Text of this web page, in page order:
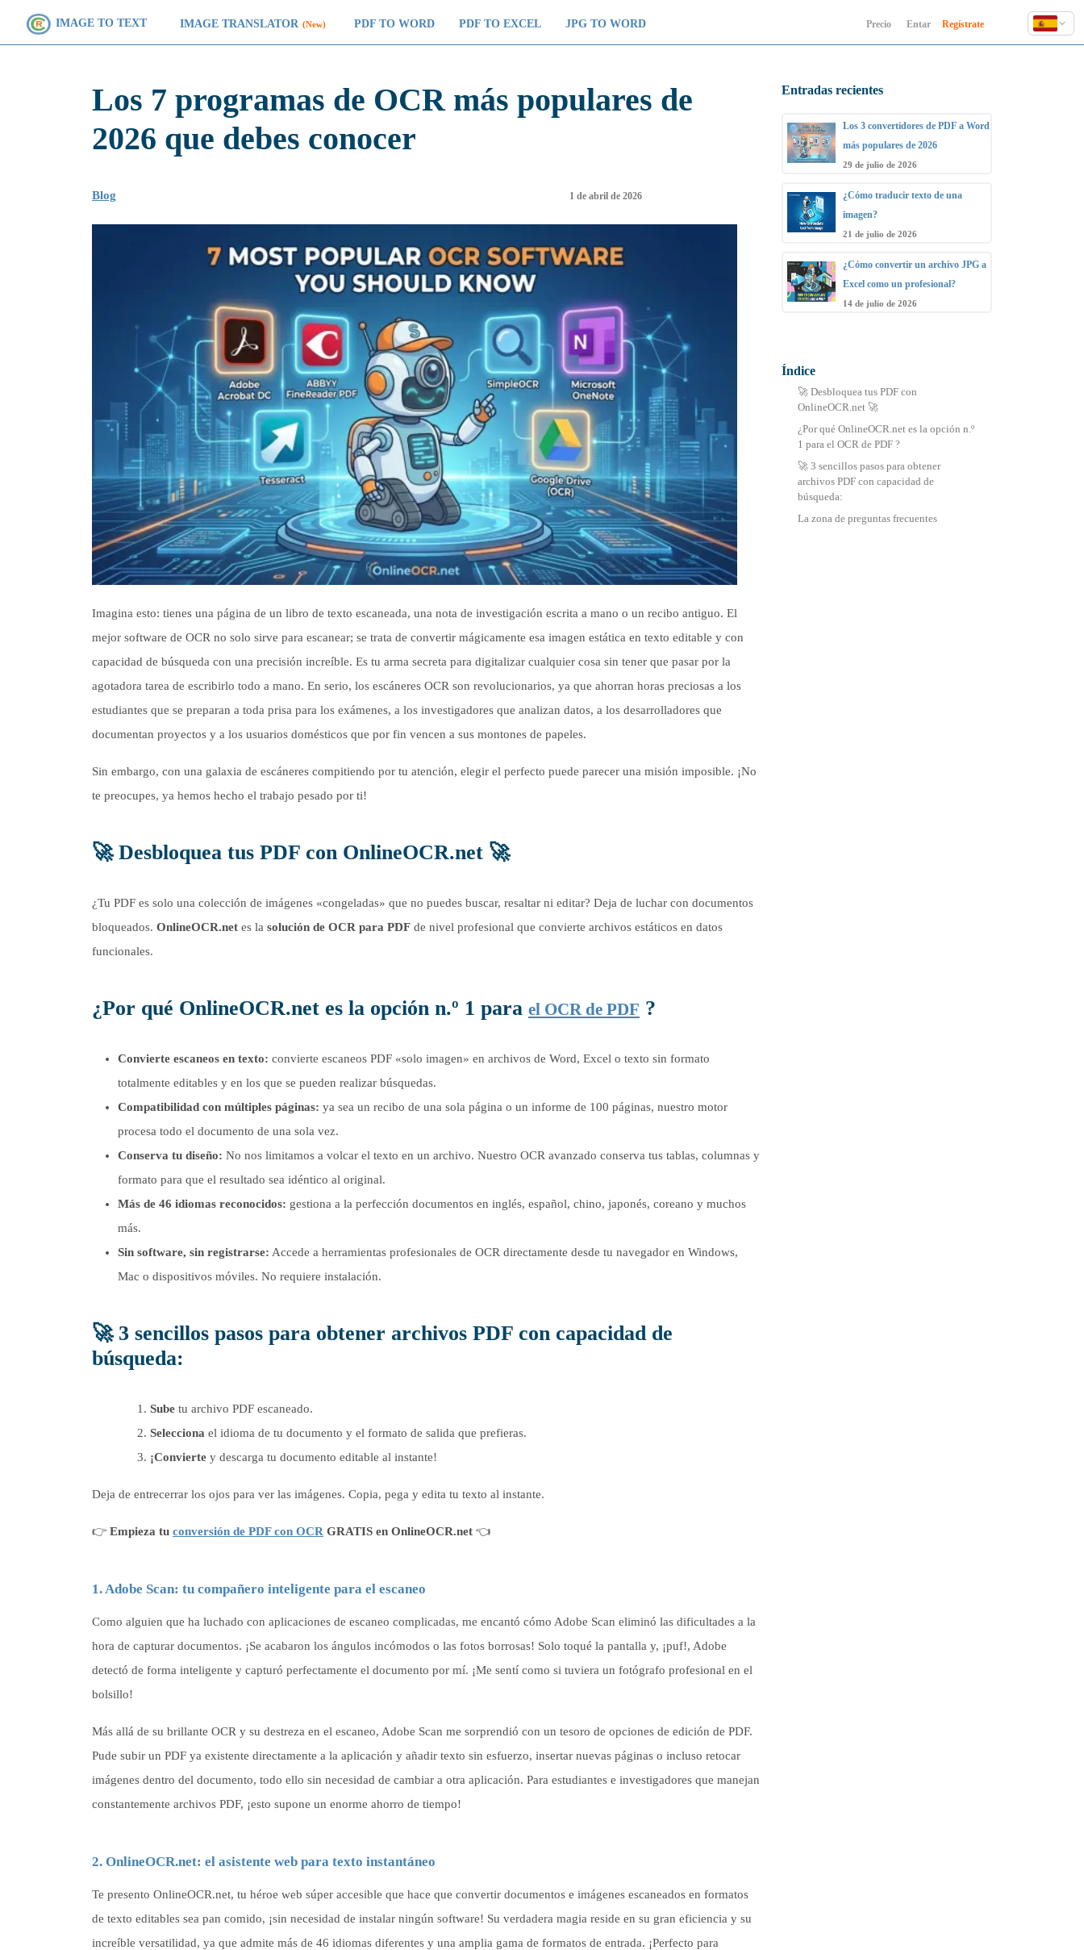
IMAGE TO TEXT IMAGE TRANSLATOR (New) PDF TO WORD PDF TO EXCEL JPG TO WORD Precio Entar Regístrate
Français
Polski
Los 7 programas de OCR más populares de
2026 que debes conocer
Blog 1 de abril de 2026
Imagina esto: tienes una página de un libro de texto escaneada, una nota de investigación escrita a mano o un recibo antiguo. El
mejor software de OCR no solo sirve para escanear; se trata de convertir mágicamente esa imagen estática en texto editable y con
capacidad de búsqueda con una precisión increíble. Es tu arma secreta para digitalizar cualquier cosa sin tener que pasar por la
agotadora tarea de escribirlo todo a mano. En serio, los escáneres OCR son revolucionarios, ya que ahorran horas preciosas a los
estudiantes que se preparan a toda prisa para los exámenes, a los investigadores que analizan datos, a los desarrolladores que
documentan proyectos y a los usuarios domésticos que por fin vencen a sus montones de papeles.
Sin embargo, con una galaxia de escáneres compitiendo por tu atención, elegir el perfecto puede parecer una misión imposible. ¡No
te preocupes, ya hemos hecho el trabajo pesado por ti!
🚀 Desbloquea tus PDF con OnlineOCR.net 🚀
¿Tu PDF es solo una colección de imágenes «congeladas» que no puedes buscar, resaltar ni editar? Deja de luchar con documentos
bloqueados. OnlineOCR.net es la solución de OCR para PDF de nivel profesional que convierte archivos estáticos en datos
funcionales.
¿Por qué OnlineOCR.net es la opción n.º 1 para el OCR de PDF ?
Convierte escaneos en texto: convierte escaneos PDF «solo imagen» en archivos de Word, Excel o texto sin formato
totalmente editables y en los que se pueden realizar búsquedas.
Compatibilidad con múltiples páginas: ya sea un recibo de una sola página o un informe de 100 páginas, nuestro motor
procesa todo el documento de una sola vez.
Conserva tu diseño: No nos limitamos a volcar el texto en un archivo. Nuestro OCR avanzado conserva tus tablas, columnas y
formato para que el resultado sea idéntico al original.
Más de 46 idiomas reconocidos: gestiona a la perfección documentos en inglés, español, chino, japonés, coreano y muchos
más.
Sin software, sin registrarse: Accede a herramientas profesionales de OCR directamente desde tu navegador en Windows,
Mac o dispositivos móviles. No requiere instalación.
🚀 3 sencillos pasos para obtener archivos PDF con capacidad de
búsqueda:
Sube tu archivo PDF escaneado.
Selecciona el idioma de tu documento y el formato de salida que prefieras.
¡Convierte y descarga tu documento editable al instante!
Deja de entrecerrar los ojos para ver las imágenes. Copia, pega y edita tu texto al instante.
👉 Empieza tu conversión de PDF con OCR GRATIS en OnlineOCR.net 👈
1. Adobe Scan: tu compañero inteligente para el escaneo
Como alguien que ha luchado con aplicaciones de escaneo complicadas, me encantó cómo Adobe Scan eliminó las dificultades a la
hora de capturar documentos. ¡Se acabaron los ángulos incómodos o las fotos borrosas! Solo toqué la pantalla y, ¡puf!, Adobe
detectó de forma inteligente y capturó perfectamente el documento por mí. ¡Me sentí como si tuviera un fotógrafo profesional en el
bolsillo!
Más allá de su brillante OCR y su destreza en el escaneo, Adobe Scan me sorprendió con un tesoro de opciones de edición de PDF.
Pude subir un PDF ya existente directamente a la aplicación y añadir texto sin esfuerzo, insertar nuevas páginas o incluso retocar
imágenes dentro del documento, todo ello sin necesidad de cambiar a otra aplicación. Para estudiantes e investigadores que manejan
constantemente archivos PDF, ¡esto supone un enorme ahorro de tiempo!
2. OnlineOCR.net: el asistente web para texto instantáneo
Te presento OnlineOCR.net, tu héroe web súper accesible que hace que convertir documentos e imágenes escaneados en formatos
de texto editables sea pan comido, ¡sin necesidad de instalar ningún software! Su verdadera magia reside en su gran eficiencia y su
increíble versatilidad, ya que admite más de 46 idiomas diferentes y una amplia gama de formatos de entrada. ¡Perfecto para
Entradas recientes
Los 3 convertidores de PDF a Word
más populares de 2026
29 de julio de 2026
¿Cómo traducir texto de una
imagen?
21 de julio de 2026
¿Cómo convertir un archivo JPG a
Excel como un profesional?
14 de julio de 2026
Índice
🚀 Desbloquea tus PDF con
OnlineOCR.net 🚀
¿Por qué OnlineOCR.net es la opción n.º
1 para el OCR de PDF ?
🚀 3 sencillos pasos para obtener
archivos PDF con capacidad de
búsqueda:
La zona de preguntas frecuentes